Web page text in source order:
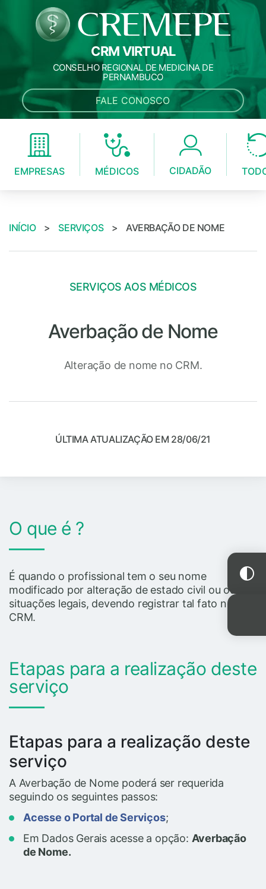
CRM VIRTUAL
CONSELHO REGIONAL DE MEDICINA DE
PERNAMBUCO
FALE CONOSCO
EMPRESAS MÉDICOS CIDADÃO
INÍCIO > SERVIÇOS > AVERBAÇÃO DE NOME
SERVIÇOS AOS MÉDICOS
Averbação de Nome
Alteração de nome no CRM.
ÚLTIMA ATUALIZAÇÃO EM 28/06/21
O que é ?
É quando o profissional tem o seu nome
modificado por alteração de estado civil ou outras
situações legais, devendo registrar tal fato no
CRM.
Etapas para a realização deste
serviço
Etapas para a realização deste
serviço
A Averbação de Nome poderá ser requerida
seguindo os seguintes passos:
Acesse o Portal de Serviços;
Em Dados Gerais acesse a opção: Averbação
de Nome.